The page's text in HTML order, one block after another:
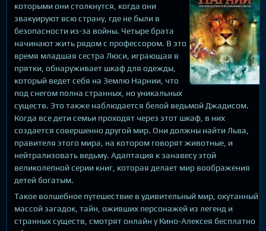
которыми они столкнутся, когда они
эвакуируют всю страну, где не были в
безопасности из-за войны. Четыре брата
начинают жить рядом с профессором. В это
время младшая сестра Люси, играющая в
прятки, обнаруживает шкаф для одежды,
который ведет себя на Землю Нарнии, что
под снегом полна странных, но уникальных
существ. Это также наблюдается белой ведьмой Джадисом.
Когда все дети семьи проходят через этот шкаф, в них
создается совершенно другой мир. Они должны найти Льва,
правителя этого мира, на котором говорят животные, и
нейтрализовать ведьму. Адаптация к занавесу этой
великолепной серии книг, которая делает мир воображения
детей богатым.
Такое волшебное путешествие в удивительный мир, окутанный
массой загадок, тайн, оживших персонажей из легенд и
странных существ, смотрят онлайн у Кино-Алексея бесплатно